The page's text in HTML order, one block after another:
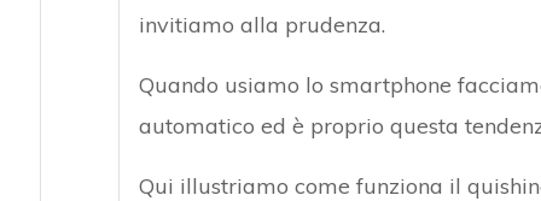
invitiamo alla prudenza.
Quando usiamo lo smartphone
automatico ed è proprio questa
Qui illustriamo come funziona il